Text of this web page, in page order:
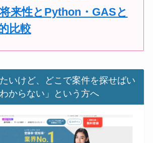
来性とPython・GASと
比較
たいけど、どこで案件を探せばい
からない」という方へ